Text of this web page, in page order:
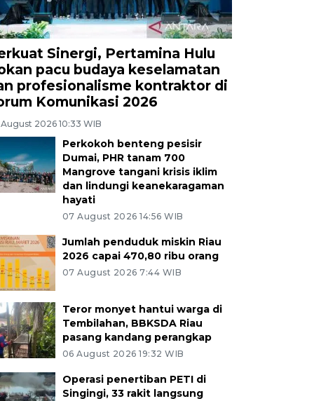
Sinergi, Pertamina Hulu
pacu budaya keselamatan
profesionalisme kontraktor di
Komunikasi 2026
2026 10:33 WIB
Perkokoh benteng pesisir
Dumai, PHR tanam 700
Mangrove tangani krisis iklim
dan lindungi keanekaragaman
hayati
07 August 2026 14:56 WIB
Jumlah penduduk miskin Riau
2026 capai 470,80 ribu orang
07 August 2026 7:44 WIB
Teror monyet hantui warga di
Tembilahan, BBKSDA Riau
pasang kandang perangkap
06 August 2026 19:32 WIB
Operasi penertiban PETI di
Singingi, 33 rakit langsung